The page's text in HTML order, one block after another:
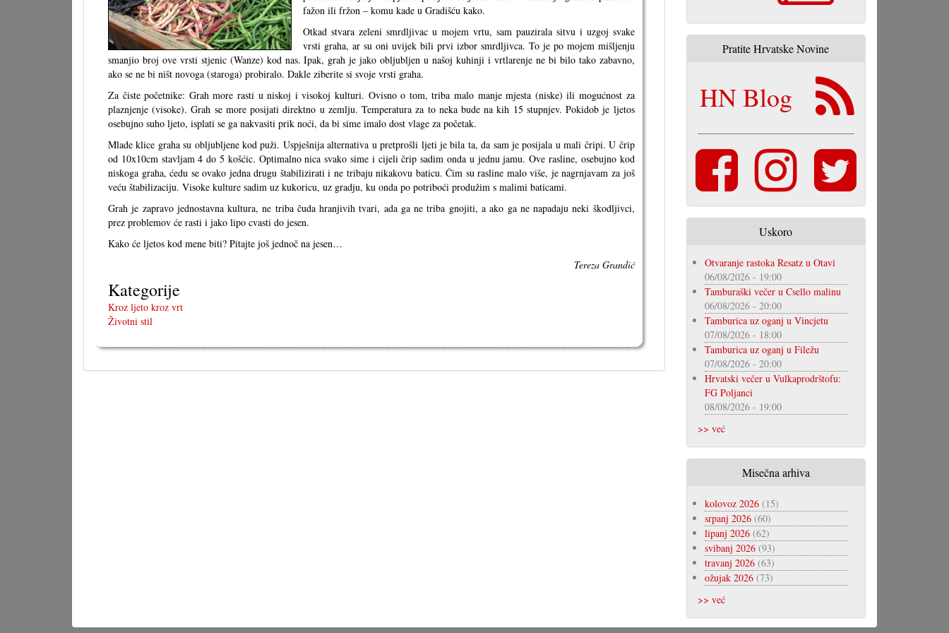
fažon ili fržon – komu kade u Gradišću kako.
Otkad stvara zeleni smrdljivac u mojem vrtu, sam pauzirala sitvu i uzgoj svake
vrsti graha, ar su oni uvijek bili prvi izbor smrdljivca. To je po mojem mišljenju
smanjio broj ove vrsti stjenic (Wanze) kod nas. Ipak, grah je jako obljubljen u našoj kuhinji i vrtlarenje ne bi bilo tako zabavno,
ako se ne bi ništ novoga (staroga) probiralo. Dakle ziberite si svoje vrsti graha.
Za čiste početnike: Grah more rasti u niskoj i visokoj kulturi. Ovisno o tom, triba malo manje mjesta (niske) ili mogućnost za
plaznjenje (visoke). Grah se more posijati direktno u zemlju. Temperatura za to neka bude na kih 15 stupnjev. Pokidob je ljetos
osebujno suho ljeto, isplati se ga nakvasiti prik noći, da bi sime imalo dost vlage za početak.
Mlade klice graha su obljubljene kod puži. Uspješnija alternativa u pretprošli ljeti je bila ta, da sam je posijala u mali čripi. U črip
od 10x10cm stavljam 4 do 5 košćic. Optimalno nica svako sime i cijeli črip sadim onda u jednu jamu. Ove rasline, osebujno kod
niskoga graha, ćedu se ovako jedna drugu štabilizirati i ne tribaju nikakovu baticu. Čim su rasline malo više, je nagrnjavam za još
veću štabilizaciju. Visoke kulture sadim uz kukoricu, uz gradju, ku onda po potriboći produžim s malimi baticami.
Grah je zapravo jednostavna kultura, ne triba čuda hranjivih tvari, ada ga ne triba gnojiti, a ako ga ne napadaju neki škodljivci,
prez problemov će rasti i jako lipo cvasti do jesen.
Kako će ljetos kod mene biti? Pitajte još jednoč na jesen…
Tereza Grandić
Kategorije
Kroz ljeto kroz vrt
Životni stil
Pratite Hrvatske Novine
HN Blog
Uskoro
Otvaranje rastoka Resatz u Otavi
06/08/2026 - 19:00
Tamburaški večer u Csello malinu
06/08/2026 - 20:00
Tamburica uz oganj u Vincjetu
07/08/2026 - 18:00
Tamburica uz oganj u Filežu
07/08/2026 - 20:00
Hrvatski večer u Vulkaprodrštofu:
FG Poljanci
08/08/2026 - 19:00
>> već
Misečna arhiva
kolovoz 2026(15)
srpanj 2026(60)
lipanj 2026(62)
svibanj 2026(93)
travanj 2026(63)
ožujak 2026(73)
>> već